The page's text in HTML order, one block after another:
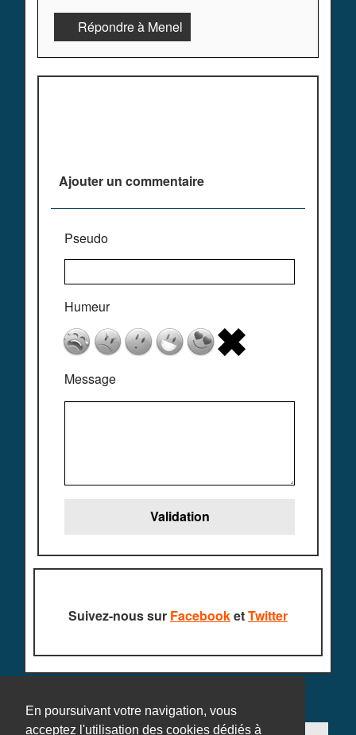
En poursuivant votre navigation, vous
acceptez l'utilisation des cookies dédiés à
Répondre à Menel
Ajouter un commentaire
Pseudo
Humeur
Message
Suivez-nous sur FacebooketTwitter